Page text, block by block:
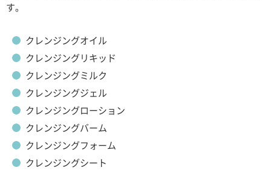
す。
クレンジングオイル
クレンジングリキッド
クレンジングミルク
クレンジングジェル
クレンジングローション
クレンジングバーム
クレンジングフォーム
クレンジングシート